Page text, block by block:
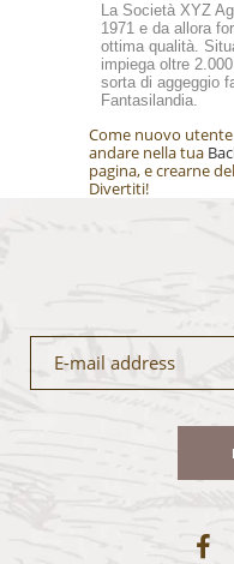
La Società XYZ
1971 e da allora
ottima qualità.
impiega oltre
sorta di aggeggio
Fantasilandia.
Come nuovo
andare nella tua
pagina, e crearne
Divertiti!